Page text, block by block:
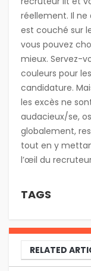
réellement. Il ne
est couché sur
vous pouvez
mieux. Servez-
couleurs pour
candidature.
les excès ne
audacieux/se,
globalement,
tout en y
l’œil du
TAGS
RELATED